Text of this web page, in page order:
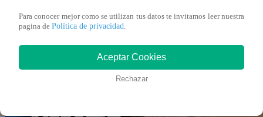
Mira AQUÍ el capítulo 88 de “Tierra
Para conocer mejor como se utilizan tus datos te invitamos leer nuestra
pagina de Política de privacidad
Aceptar Cookies
Rechazar